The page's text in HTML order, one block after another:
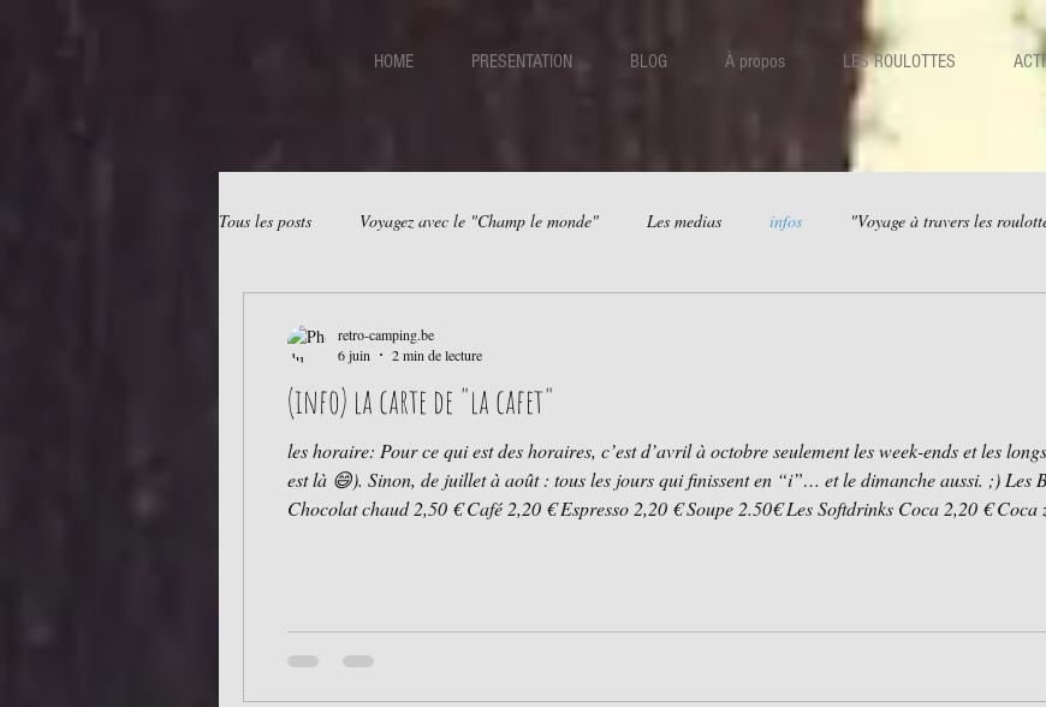
HOME PRESENTATION BLOG À propos LES ROULOTTES
Tous les posts Voyagez avec le "Champ le monde" Les medias infos "Voyage à travers les
(info) la carte de "la cafet"
les horaire: Pour ce qui est des horaires, c’est d’avril à octobre seulement les week-ends et les longs week-ends (et seulement quand on
est là 😄). Sinon, de juillet à août : tous les jours qui finissent en “i”… et le dimanche aussi. ;) Les
Chocolat chaud 2,50 € Café 2,20 € Espresso 2,20 € Soupe 2.50€ Les Softdrinks Coca 2,20 € Coca zero 2,20 € Fanta 2,20 € Sprite 2,20
retro-camping.be
6 juin
2 min de lecture